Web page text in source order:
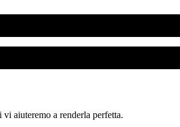
aiuteremo a renderla perfetta.